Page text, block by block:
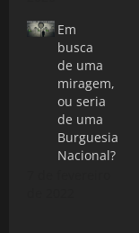
Em
busca
de uma
miragem,
ou seria
de uma
Burguesia
Nacional?